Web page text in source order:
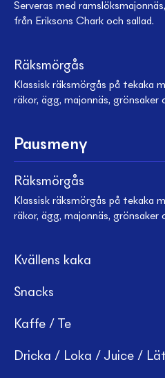
Serveras med
från Eriksons Chark och sallad.
Räksmörgås
Klassisk räksmörgås på tekaka
räkor, ägg, majonnäs, grönsaker
Pausmeny
Räksmörgås
Klassisk räksmörgås på tekaka
räkor, ägg, majonnäs, grönsaker
Kvällens kaka
Snacks
Kaffe / Te
Dricka / Loka / Juice /